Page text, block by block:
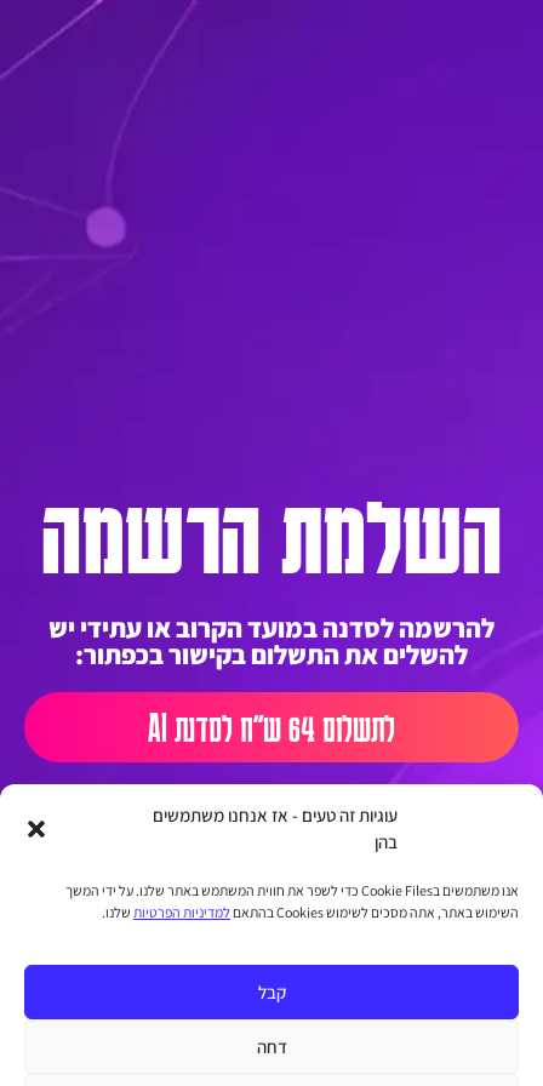
עוגיות זה טעים - אז אנחנו משתמשים
בהן
אנו משתמשים בCookie Files כדי לשפר את חווית המשתמש באתר שלנו. על ידי המשך
השימוש באתר, אתה מסכים לשימוש Cookies בהתאם
למדיניות הפרטיות שלנו.
קבל
דחה
השלמת הרשמה
להרשמה לסדנה במועד הקרוב או עתידי יש
להשלים את התשלום בקישור בכפתור:
לתשלום 64 ש"ח לסדנת AI